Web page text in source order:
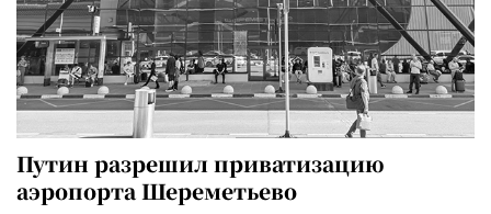
Путин разрешил приватизацию
аэропорта Шереметьево